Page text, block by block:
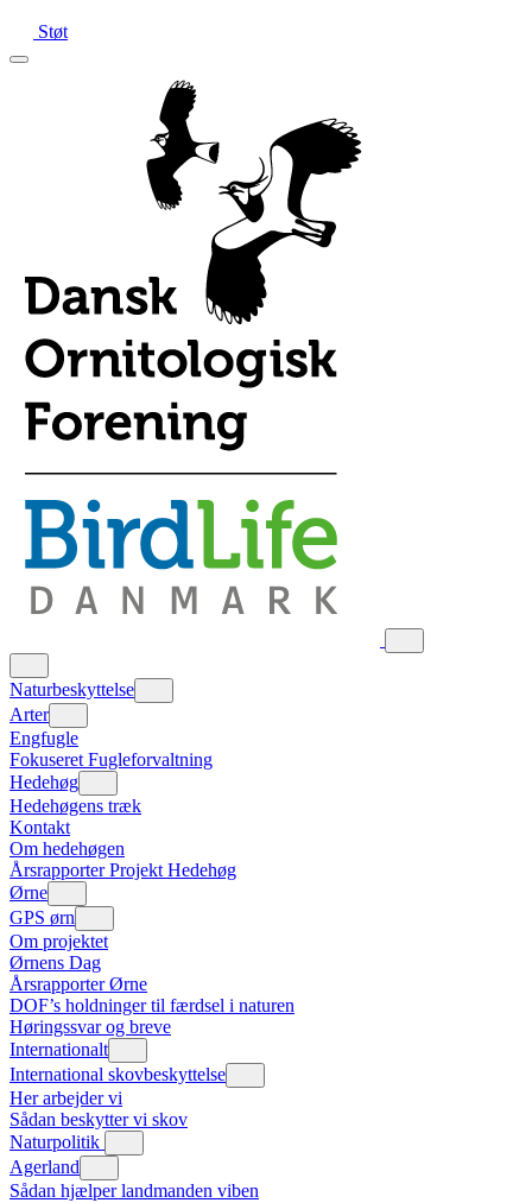
Støt
Naturbeskyttelse
Arter
Engfugle
Fokuseret Fugleforvaltning
Hedehøg
Hedehøgens træk
Kontakt
Om hedehøgen
Årsrapporter Projekt Hedehøg
Ørne
GPS ørn
Om projektet
Ørnens Dag
Årsrapporter Ørne
DOF’s holdninger til færdsel i naturen
Høringssvar og breve
Internationalt
International skovbeskyttelse
Her arbejder vi
Sådan beskytter vi skov
Naturpolitik
Agerland
Sådan hjælper landmanden viben